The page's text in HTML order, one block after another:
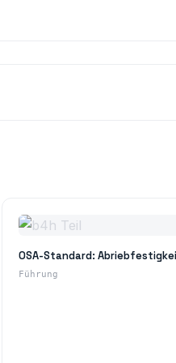
OSA-Standard:
Führung